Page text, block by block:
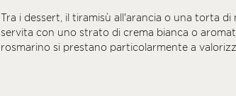
Tra i dessert, il tiramisù all'arancia o una torta di
servita con uno strato di crema bianca o
rosmarino si prestano particolarmente a